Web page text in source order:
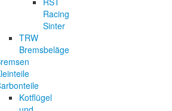
Racing
Sinter
TRW
Bremsbeläge
Kotflügel